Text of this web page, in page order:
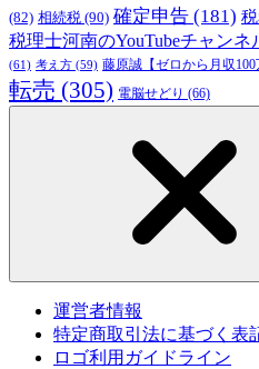
(82) 相続税 (90) 確定申告 (181)
税理士河南のYouTubeチャンネ
(61) 考え方 (59) 藤原誠【ゼロから月収100
転売 (305) 電脳せどり (66)
運営者情報
特定商取引法に基づく表
ロゴ利用ガイドライン